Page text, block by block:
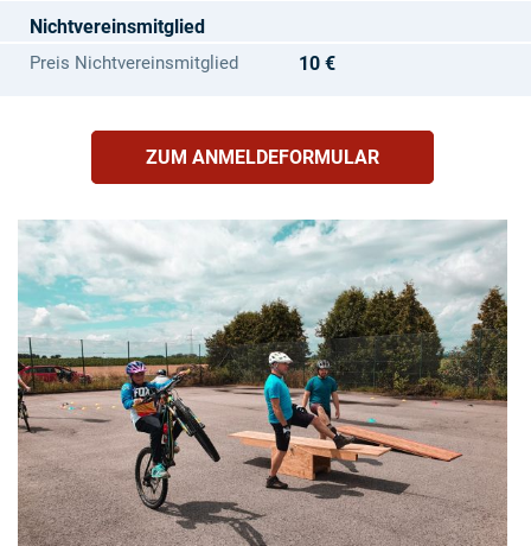
Nichtvereinsmitglied
Preis Nichtvereinsmitglied 10 €
ZUM ANMELDEFORMULAR